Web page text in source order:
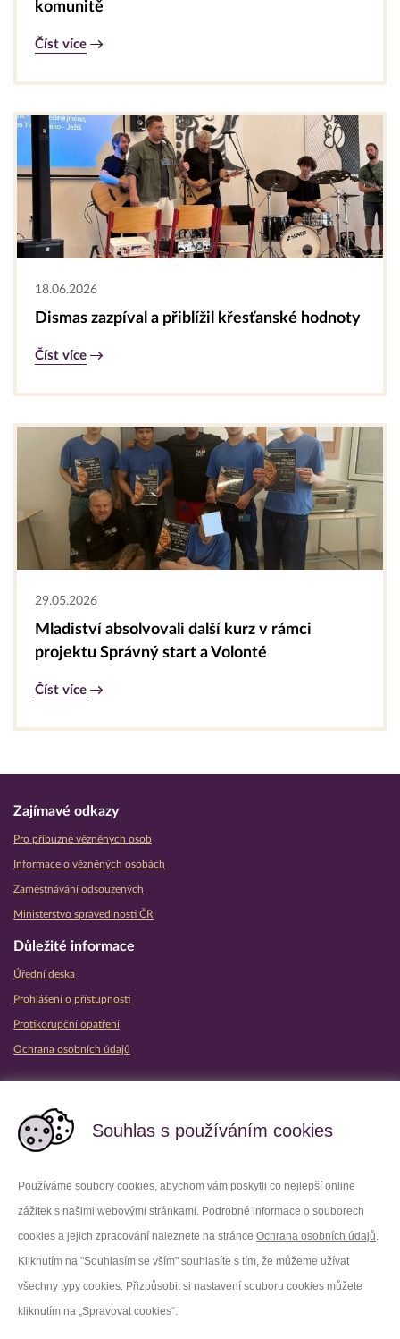
Souhlas s používáním cookies
Používáme soubory cookies, abychom vám poskytli co nejlepší online
zážitek s našimi webovými stránkami. Podrobné informace o souborech
cookies a jejich zpracování naleznete na stránce Ochrana osobních údajů.
Kliknutím na "Souhlasím se vším" souhlasíte s tím, že můžeme užívat
všechny typy cookies. Přizpůsobit si nastavení souboru cookies můžete
kliknutím na „Spravovat cookies“.
komunitě
Číst více
18.06.2026
Dismas zazpíval a přiblížil křesťanské hodnoty
Číst více
29.05.2026
Mladiství absolvovali další kurz v rámci
projektu Správný start a Volonté
Číst více
Zajímavé odkazy
Pro příbuzné vězněných osob
Informace o vězněných osobách
Zaměstnávání odsouzených
Ministerstvo spravedlnosti ČR
Důležité informace
Úřední deska
Prohlášení o přístupnosti
Protikorupční opatření
Ochrana osobních údajů
Facebook Youtube
LinkedIn